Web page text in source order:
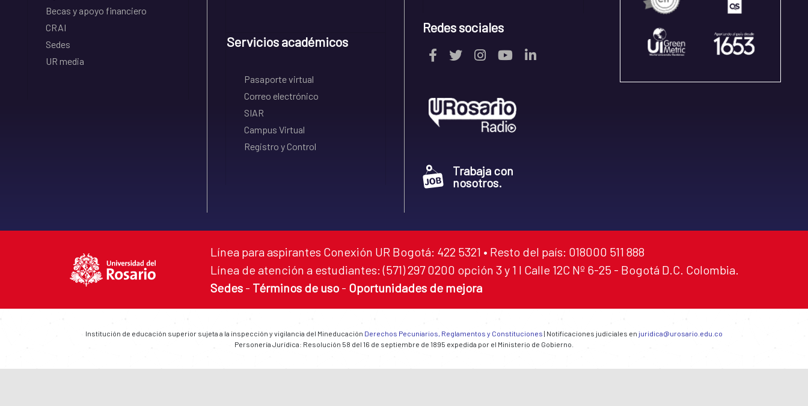
Becas y apoyo financiero
CRAI
Sedes
UR media
Servicios académicos
Pasaporte virtual
Correo electrónico
SIAR
Campus Virtual
Registro y Control
Redes sociales
Trabaja con
nosotros.
Línea para aspirantes Conexión UR Bogotá: 422 5321 • Resto del país: 018000 511 888
Línea de atención a estudiantes: (571) 297 0200 opción 3 y 1 I Calle 12C Nº 6-25 - Bogotá D.C. Colombia.
Sedes - Términos de uso - Oportunidades de mejora
Institución de educación superior sujeta a la inspección y vigilancia del Mineducación Derechos Pecuniarios, Reglamentos y Constituciones | Notificaciones judiciales en juridica@urosario.edu.co
Personería Jurídica: Resolución 58 del 16 de septiembre de 1895 expedida por el Ministerio de Gobierno.